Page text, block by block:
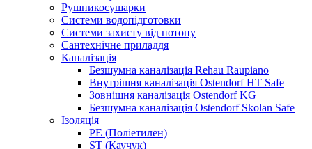
Рушникосушарки
Системи водопідготовки
Системи захисту від потопу
Сантехнічне приладдя
Каналізація
Безшумна каналізація Rehau Raupiano
Внутрішня каналізація Ostendorf HT Safe
Зовнішня каналізація Ostendorf KG
Безшумна каналізація Ostendorf Skolan Safe
Ізоляція
PE (Поліетилен)
ST (Каучук)